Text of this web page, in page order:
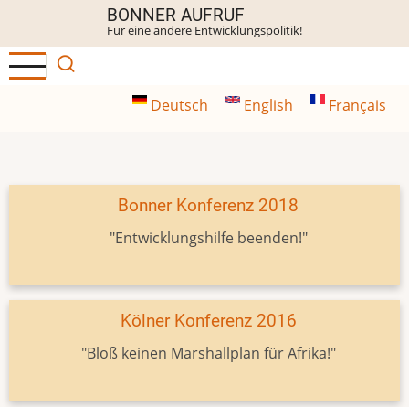
Inhalt
BONNER AUFRUF
Für eine andere Entwicklungspolitik!
Deutsch English Français
Bonner Konferenz 2018
"Entwicklungshilfe beenden!"
Kölner Konferenz 2016
"Bloß keinen Marshallplan für Afrika!"